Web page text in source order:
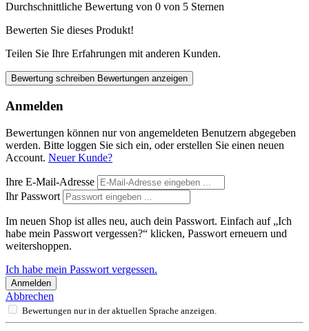
Durchschnittliche Bewertung von 0 von 5 Sternen
Bewerten Sie dieses Produkt!
Teilen Sie Ihre Erfahrungen mit anderen Kunden.
Bewertung schreiben Bewertungen anzeigen
Anmelden
Bewertungen können nur von angemeldeten Benutzern abgegeben
werden. Bitte loggen Sie sich ein, oder erstellen Sie einen neuen
Account. Neuer Kunde?
Ihre E-Mail-Adresse
Ihr Passwort
Im neuen Shop ist alles neu, auch dein Passwort. Einfach auf „Ich
habe mein Passwort vergessen?“ klicken, Passwort erneuern und
weitershoppen.
Ich habe mein Passwort vergessen.
Anmelden
Abbrechen
Bewertungen nur in der aktuellen Sprache anzeigen.